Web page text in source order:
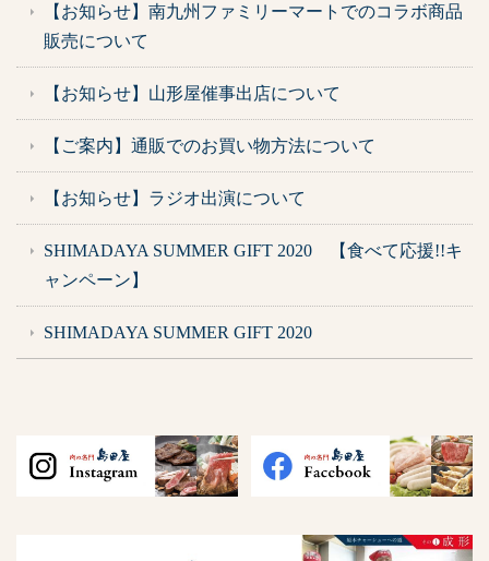
【お知らせ】南九州ファミリーマートでのコラボ商品
販売について
【お知らせ】山形屋催事出店について
【ご案内】通販でのお買い物方法について
【お知らせ】ラジオ出演について
SHIMADAYA SUMMER GIFT 2020 【食べて応援!!キ
ャンペーン】
SHIMADAYA SUMMER GIFT 2020